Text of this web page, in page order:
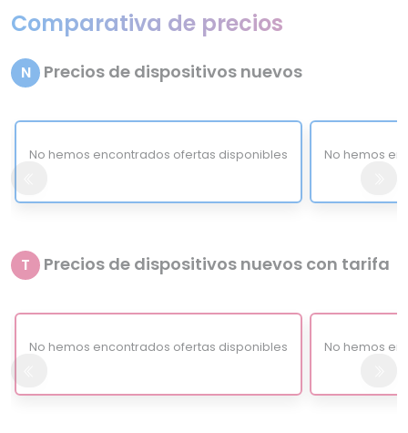
Comparativa de precios
N Precios de dispositivos nuevos
No hemos encontrados ofertas disponibles No hemos
T Precios de dispositivos nuevos con tarifa
No hemos encontrados ofertas disponibles No hemos